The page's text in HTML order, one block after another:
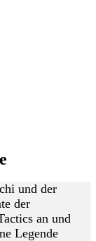
und der
der
an und
Legende